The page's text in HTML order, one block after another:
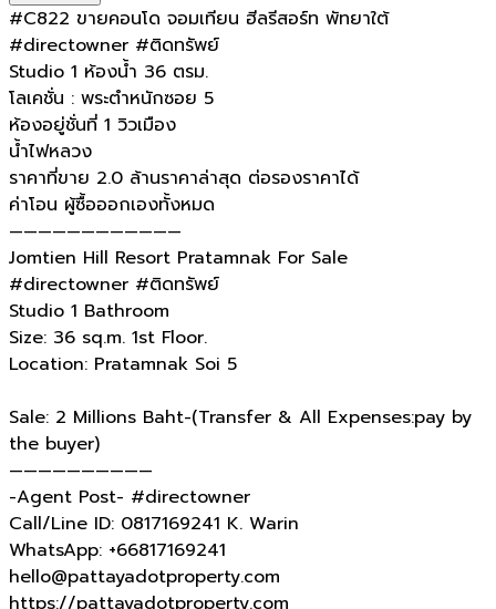
#C822 ขายคอนโด จอมเทียน ฮีลรีสอร์ท พัทยาใต้
#directowner #ติดทรัพย์
Studio 1 ห้องน้ำ 36 ตรม.
โลเคชั่น : พระตำหนักซอย 5
ห้องอยู่ชั่นที่ 1 วิวเมือง
น้ำไฟหลวง
ราคาที่ขาย 2.0 ล้านราคาล่าสุด ต่อรองราคาได้
ค่าโอน ผู้ซื้อออกเองทั้งหมด
————————————
Jomtien Hill Resort Pratamnak For Sale
#directowner #ติดทรัพย์
Studio 1 Bathroom
Size: 36 sq.m. 1st Floor.
Location: Pratamnak Soi 5
Sale: 2 Millions Baht-(Transfer & All Expenses:pay by
the buyer)
——————————
-Agent Post- #directowner
Call/Line ID: 0817169241 K. Warin
WhatsApp: +66817169241
hello@pattayadotproperty.com
https://pattayadotproperty.com